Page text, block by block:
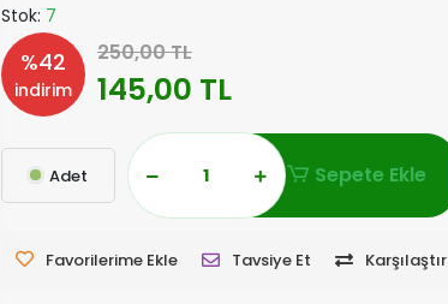
Stok: 7
%42
indirim
250,00 TL
145,00 TL
Adet Sepete Ekle
Favorilerime Ekle Tavsiye Et Karşılaştır